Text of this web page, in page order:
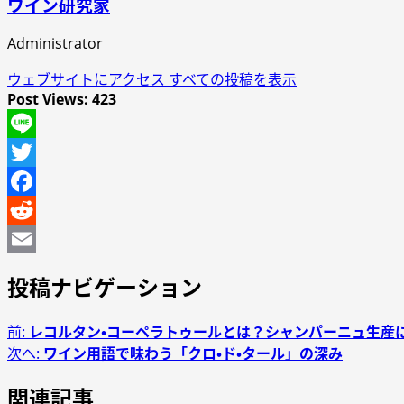
ワイン研究家
Administrator
ウェブサイトにアクセス すべての投稿を表示
Post Views: 423
Line
Twitter
Facebook
Reddit
投稿ナビゲーション
前: レコルタン・コーペラトゥールとは？シャンパーニュ生産
次へ: ワイン用語で味わう「クロ・ド・タール」の深み